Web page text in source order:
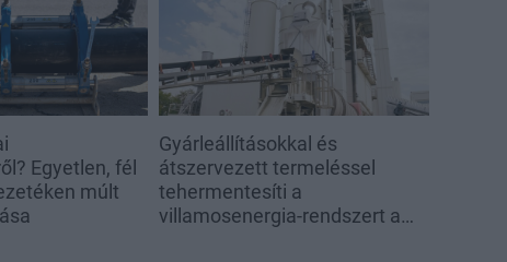
Egyetlen, fél
múlt
Gyárleállításokkal és
átszervezett termeléssel
tehermentesíti a
villamosenergia-rendszert a